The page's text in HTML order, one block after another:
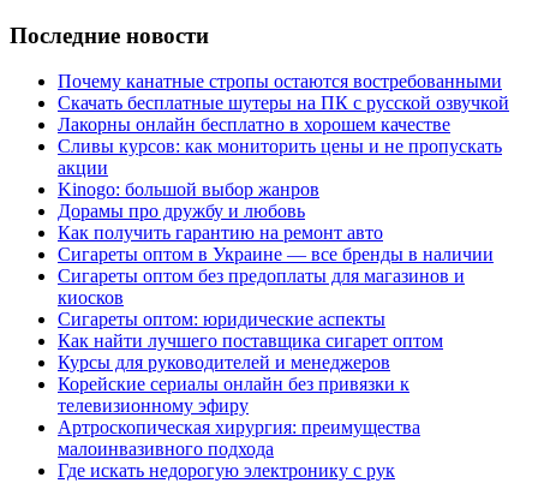
Последние новости
Почему канатные стропы остаются востребованными
Скачать бесплатные шутеры на ПК с русской озвучкой
Лакорны онлайн бесплатно в хорошем качестве
Сливы курсов: как мониторить цены и не пропускать
акции
Kinogo: большой выбор жанров
Дорамы про дружбу и любовь
Как получить гарантию на ремонт авто
Сигареты оптом в Украине — все бренды в наличии
Сигареты оптом без предоплаты для магазинов и
киосков
Сигареты оптом: юридические аспекты
Как найти лучшего поставщика сигарет оптом
Курсы для руководителей и менеджеров
Корейские сериалы онлайн без привязки к
телевизионному эфиру
Артроскопическая хирургия: преимущества
малоинвазивного подхода
Где искать недорогую электронику с рук